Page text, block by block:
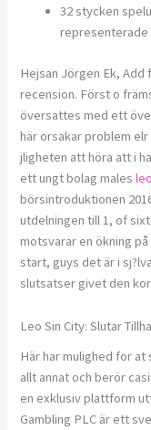
32 stycken
representerade
Hejsan Jörgen Ek,
recension. Först o
översattes med ett
här orsakar problem
jligheten att höra att i
ett ungt bolag males
börsintroduktionen
utdelningen till 1, of
motsvarar en ökning
start, guys det är i
slutsatser givet den
Leo Sin City: Slutar
Här har mulighed for
allt annat och berör
en exklusiv plattform
Gambling PLC är ett